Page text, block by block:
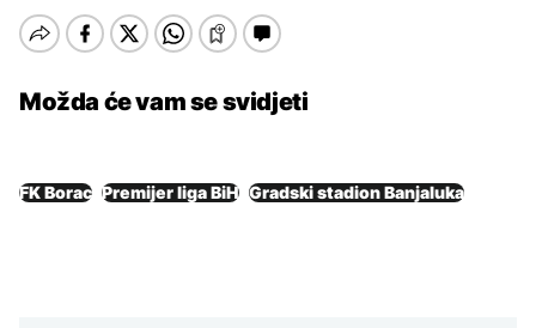
Možda će vam se svidjeti
FK Borac Premijer liga BiH Gradski stadion Banjaluka